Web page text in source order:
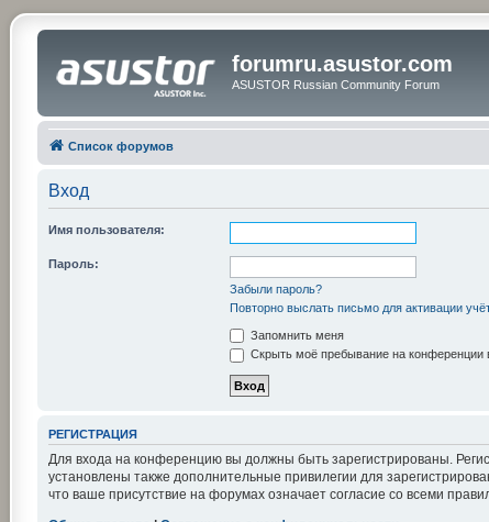
forumru.asustor.com
ASUSTOR Russian Community Forum
Список форумов
Вход
Имя пользователя:
Пароль:
Забыли пароль?
Повторно выслать письмо для активации
Запомнить меня
Скрыть моё пребывание на конференции
РЕГИСТРАЦИЯ
Для входа на конференцию вы должны быть зарегистрированы.
установлены также дополнительные привилегии для
что ваше присутствие на форумах означает согласие со всеми